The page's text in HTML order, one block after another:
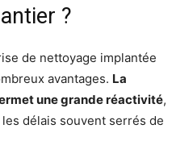
?
de nettoyage implantée
avantages. La
une grande réactivité,
délais souvent serrés de